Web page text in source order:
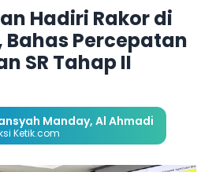
Hadiri Rakor di
Bahas Percepatan
SR Tahap II
Manday, Al Ahmadi
Ketik.com